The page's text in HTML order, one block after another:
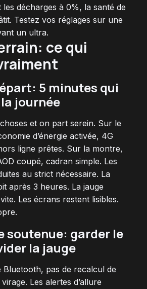
les décharges à 0%, la santé de
Testez vos réglages sur une
un ultra.
ce qui
5 minutes qui
journée
et on part serein. Sur le
d’énergie activée, 4G
ligne prêtes. Sur la montre,
coupé, cadran simple. Les
au strict nécessaire. La
après 3 heures. La jauge
Les écrans restent lisibles.
soutenue: garder le
la jauge
Bluetooth, pas de recalcul de
Les alertes d’allure